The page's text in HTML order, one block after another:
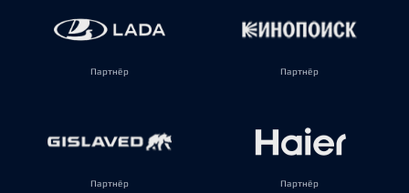
Партнёр Партнёр
Партнёр Партнёр